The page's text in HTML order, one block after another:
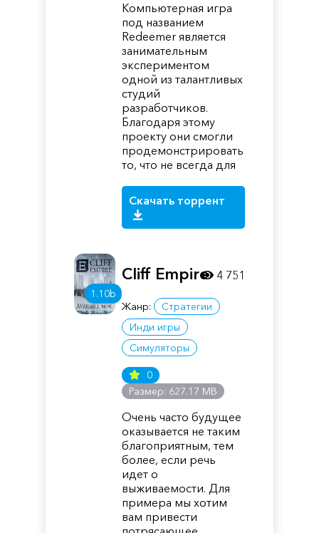
Компьютерная игра
под названием
Redeemer является
занимательным
экспериментом
одной из талантливых
студий
разработчиков.
Благодаря этому
проекту они смогли
продемонстрировать
то, что не всегда для
Скачать торрент
1.10b
Cliff Empire
Жанр:
Стратегии
Инди игры
Симуляторы
0
Размер: 627.17 MB
Очень часто будущее
оказывается не таким
благоприятным, тем
более, если речь
идет о
выживаемости. Для
примера мы хотим
вам привести
4 751